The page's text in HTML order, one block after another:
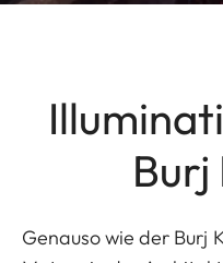
Genauso wie der Burj